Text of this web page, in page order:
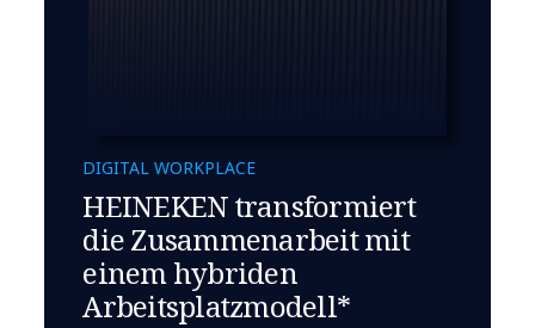
DIGITAL WORKPLACE
HEINEKEN transformiert
die Zusammenarbeit mit
einem hybriden
Arbeitsplatzmodell*